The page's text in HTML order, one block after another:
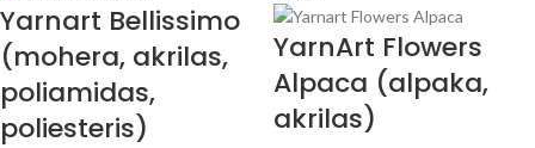
Yarnart Bellissimo
(mohera, akrilas,
poliamidas,
poliesteris)
YarnArt Flowers
Alpaca (alpaka,
akrilas)